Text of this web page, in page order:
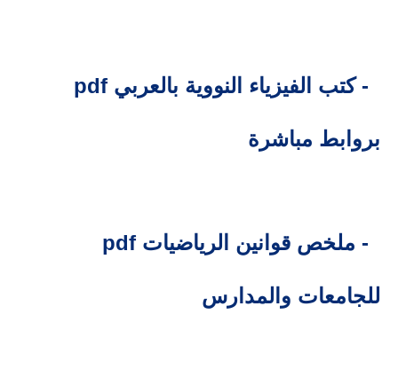
2- كتب الفيزياء النووية بالعربي pdf
بروابط مباشرة
3- ملخص قوانين الرياضيات pdf
للجامعات والمدارس